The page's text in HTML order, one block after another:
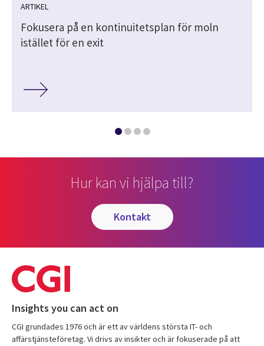
ARTIKEL
Fokusera på en kontinuitetsplan för moln
istället för en exit
Hur kan vi hjälpa till?
kontakt
Insights you can act on
CGI grundades 1976 och är ett av världens största IT- och
affärstjänsteföretag. Vi drivs av insikter och är fokuserade på att